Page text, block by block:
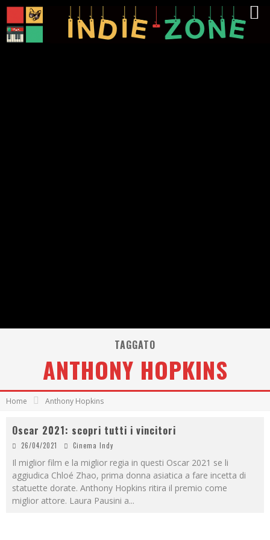
TAGGATO
ANTHONY HOPKINS
Home Anthony Hopkins
Oscar 2021: scopri tutti i vincitori
26/04/2021 Cinema Indy
Il miglior film e la miglior regia in questi Oscar 2021 se li
aggiudica Chloé Zhao, prima donna asiatica a fare incetta di
statuette dorate. Anthony Hopkins ritira il premio come
miglior attore. Laura Pausini a...